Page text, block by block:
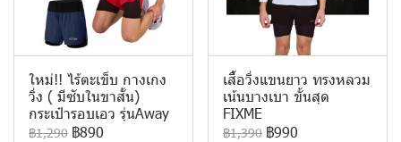
ใหม่!! ไร้ตะเข็บ กางเกง
วิ่ง ( มีซับในขาสั้น)
กระเป๋ารอบเอว รุ่นAway
฿1,290 ฿890
เสื้อวิ่งแขนยาว ทรงหลวม
เน้นบางเบา ขั้นสุด
FIXME
฿1,390 ฿990